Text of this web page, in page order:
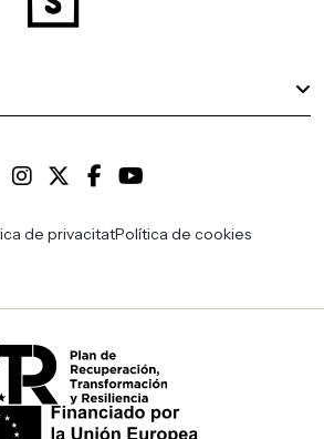
de privacitatPolítica de cookies